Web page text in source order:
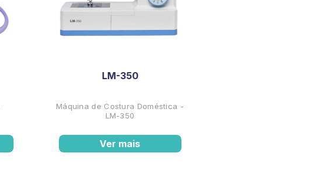
LM-350
Máquina de Costura Doméstica -
LM-350
Ver mais